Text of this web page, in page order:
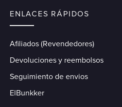
ENLACES RÁPIDOS
Afiliados (Revendedores)
Devoluciones y reembolsos
Seguimiento de envios
ElBunkker